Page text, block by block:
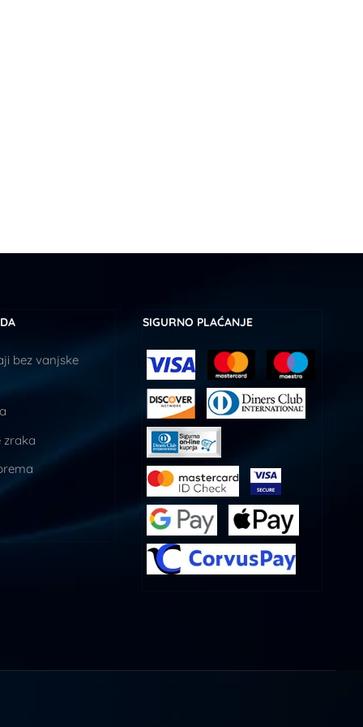
bez vanjske
zraka
SIGURNO PLAĆANJE